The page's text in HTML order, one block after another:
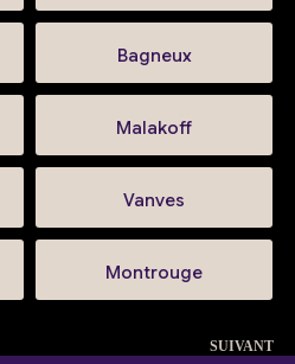
Bagneux
Malakoff
Vanves
Montrouge
SUIVANT